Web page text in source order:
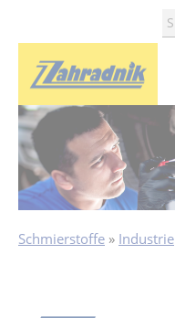
Schmierstoffe Industrie